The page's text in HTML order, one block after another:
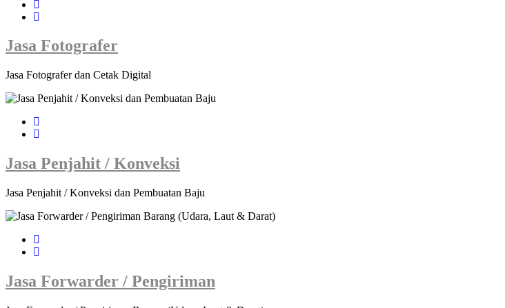
Jasa Fotografer
Jasa Fotografer dan Cetak Digital
Jasa Penjahit / Konveksi
Jasa Penjahit / Konveksi dan Pembuatan Baju
Jasa Forwarder / Pengiriman